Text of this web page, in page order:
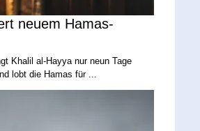
neuem Hamas-
Khalil al-Hayya nur neun Tage
lobt die Hamas für ...